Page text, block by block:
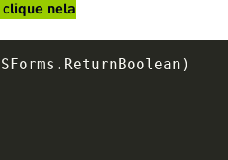
nela
. ReturnBoolean )